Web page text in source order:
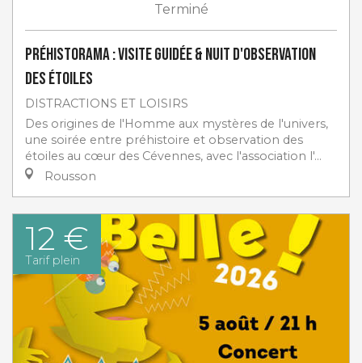
Terminé
Préhistorama : visite guidée & nuit d'observation
des étoiles
DISTRACTIONS ET LOISIRS
Des origines de l'Homme aux mystères de l'univers,
une soirée entre préhistoire et observation des
étoiles au cœur des Cévennes, avec l'association l'...
Rousson
12 €
Tarif plein